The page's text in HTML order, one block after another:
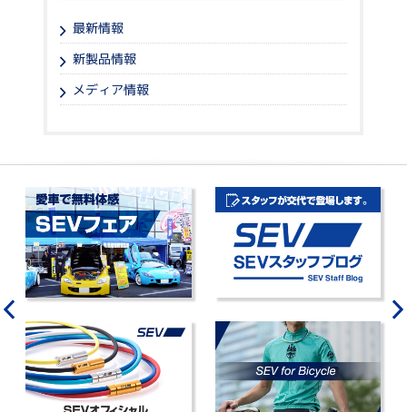
最新情報
新製品情報
メディア情報